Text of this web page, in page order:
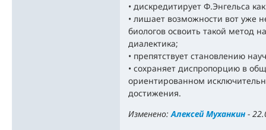
• дискредитирует Ф.Энгельса
• лишает возможности вот уже
биологов освоить такой метод
диалектика;
• препятствует становлению
• сохраняет диспропорцию в
ориентированном
достижения.
Изменено:Алексей Муханкин -